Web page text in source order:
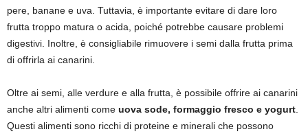
pere, banane e uva. Tuttavia, è importante evitare di dare loro
frutta troppo matura o acida, poiché potrebbe causare problemi
digestivi. Inoltre, è consigliabile rimuovere i semi dalla frutta prima
di offrirla ai canarini.
Oltre ai semi, alle verdure e alla frutta, è possibile offrire ai canarini
anche altri alimenti come uova sode, formaggio fresco e yogurt
Questi alimenti sono ricchi di proteine e minerali che possono